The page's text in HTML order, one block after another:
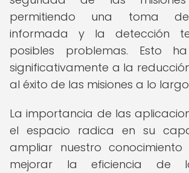
permitiendo una toma de
informada y la detección
posibles problemas. Esto
significativamente a la
al éxito de las misiones a lo
La importancia de las
el espacio radica en su
ampliar nuestro conocimiento
mejorar la eficiencia de